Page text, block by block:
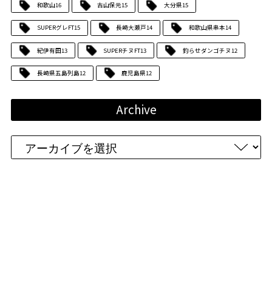
和歌山16 古山保元15 大分県15
SUPERグレFT15 長崎大瀬戸14 和歌山県串本14
紀伊有田13 SUPERチヌFT13 釣らせダンゴチヌ 12
長崎県五島列島12 鹿児島県12
Archive